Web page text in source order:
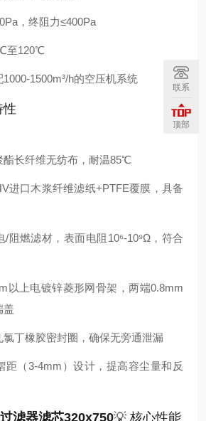
，终阻力≤400Pa
至120℃
1000-1500m³/h的空压机系统
酯长纤维无纺布，耐温85℃
进口木浆纤维滤纸+PTFE覆膜，具备
/阻燃滤材，表面电阻10⁶-10⁹Ω，符合
以上电镀锌菱形网骨架，两端0.8mm
盖
氯丁橡胶密封圈，确保无旁通泄漏
距（3-4mm）设计，提高容尘量和反
滤器滤芯320x750💡 核心性能
联系
顶部